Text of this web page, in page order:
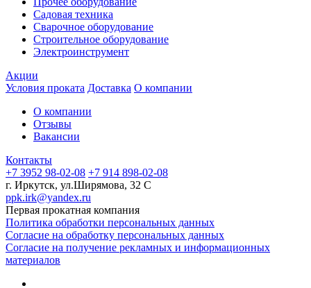
Садовая техника
Сварочное оборудование
Строительное оборудование
Электроинструмент
Акции
Условия проката Доставка О компании
О компании
Отзывы
Вакансии
Контакты
+7 3952 98-02-08 +7 914 898-02-08
г. Иркутск, ул.Ширямова, 32 С
ppk.irk@yandex.ru
Первая прокатная компания
Политика обработки персональных данных
Согласие на обработку персональных данных
Согласие на получение рекламных и информационных
материалов